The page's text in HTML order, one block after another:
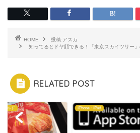
HOME
投稿:アスカ
知ってるとドヤ顔できる！「東京スカイツリー
RELATED POST
ナルド iPhone・iPad